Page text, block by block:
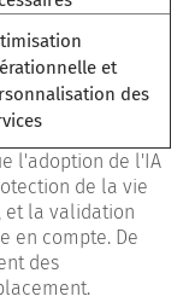
et
des
l'adoption de l'IA
de la vie
et la validation
en compte. De
des